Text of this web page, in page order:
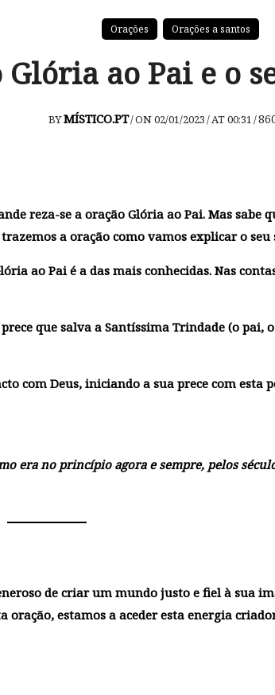
Orações Orações a santos
Glória ao Pai e o
BYMÍSTICO.PT/ON 02/01/2023/AT 00:31/
reza-se a oração Glória ao Pai. Mas sabe
a oração como vamos explicar o
ao Paié a das mais conhecidas. Nas
que salva a Santíssima Trindade (o pai,
com Deus, iniciando a sua prece com esta
era no princípio agora e sempre, pelos
de criar um mundo justo e fiel à sua
oração, estamos a aceder esta energia